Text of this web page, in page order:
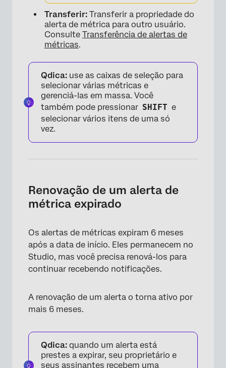
Transferir: Transferir a propriedade do
alerta de métrica para outro usuário.
Consulte Transferência de alertas de
métricas.
Qdica: use as caixas de seleção para
selecionar várias métricas e
gerenciá-las em massa. Você
também pode pressionar SHIFT e
selecionar vários itens de uma só
vez.
Renovação de um alerta de
métrica expirado
Os alertas de métricas expiram 6 meses
após a data de início. Eles permanecem no
Studio, mas você precisa renová-los para
continuar recebendo notificações.
A renovação de um alerta o torna ativo por
mais 6 meses.
Qdica: quando um alerta está
prestes a expirar, seu proprietário e
seus assinantes recebem uma